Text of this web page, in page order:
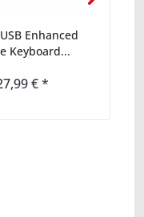
Enhanced
Keyboard...
€ *